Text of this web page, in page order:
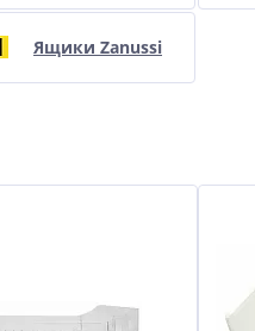
Ящики Zanussi